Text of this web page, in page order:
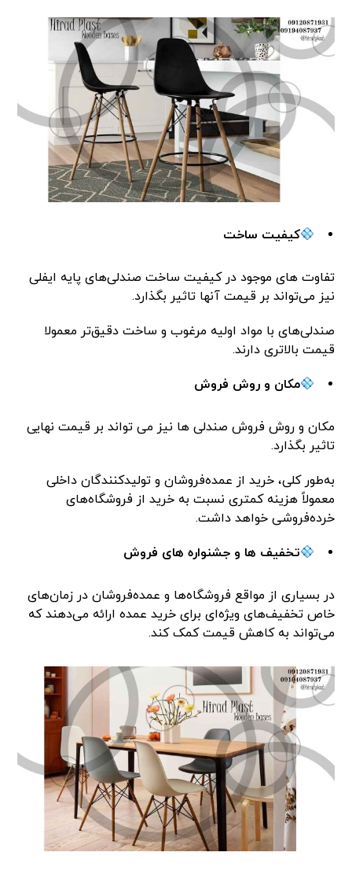
کیفیت ساخت
تفاوت های موجود در کیفیت ساخت صندلی‌های پایه ایفلی
نیز می‌تواند بر قیمت آنها تاثیر بگذارد.
صندلی‌های با مواد اولیه مرغوب و ساخت دقیق‌تر معمولا
قیمت بالاتری دارند.
مکان و روش فروش
مکان و روش فروش صندلی ها نیز می تواند بر قیمت نهایی
تاثیر بگذارد.
به‌طور کلی، خرید از عمده‌فروشان و تولیدکنندگان داخلی
معمولاً هزینه کمتری نسبت به خرید از فروشگاه‌های
خرده‌فروشی خواهد داشت.
تخفیف ها و جشنواره های فروش
در بسیاری از مواقع فروشگاه‌ها و عمده‌فروشان در زمان‌های
خاص تخفیف‌های ویژه‌ای برای خرید عمده ارائه می‌دهند که
می‌تواند به کاهش قیمت کمک کند.